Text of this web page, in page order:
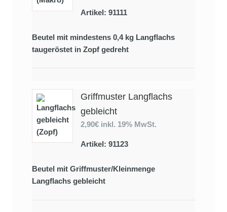
Artikel: 91111
Beutel mit mindestens 0,4 kg Langflachs
taugeröstet in Zopf gedreht
Griffmuster Langflachs
gebleicht
2,90€ inkl. 19% MwSt.
Artikel: 91123
Beutel mit Griffmuster/Kleinmenge
Langflachs gebleicht